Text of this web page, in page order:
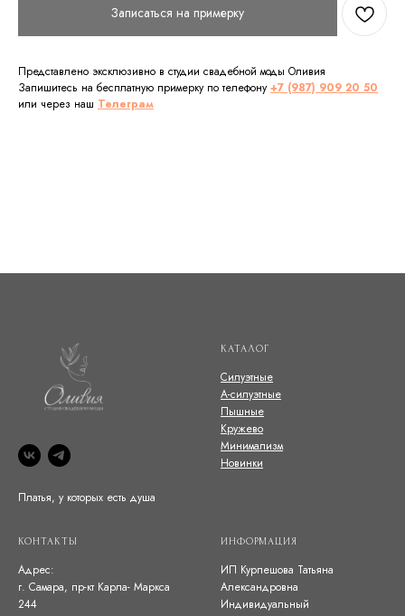
Записаться на примерку
Представлено эксклюзивно в студии свадебной моды Оливия
Запишитесь на бесплатную примерку по телефону +7 (987) 909 20 50
или через наш Телеграм
Платья, у которых есть душа
КАТАЛОГ
Силуэтные
А-силуэтные
Пышные
Кружево
Минимализм
Новинки
КОНТАКТЫ
Адрес:
г. Самара, пр-кт Карла- Маркса
244
ИНФОРМАЦИЯ
ИП Курпешова Татьяна
Александровна
Индивидуальный